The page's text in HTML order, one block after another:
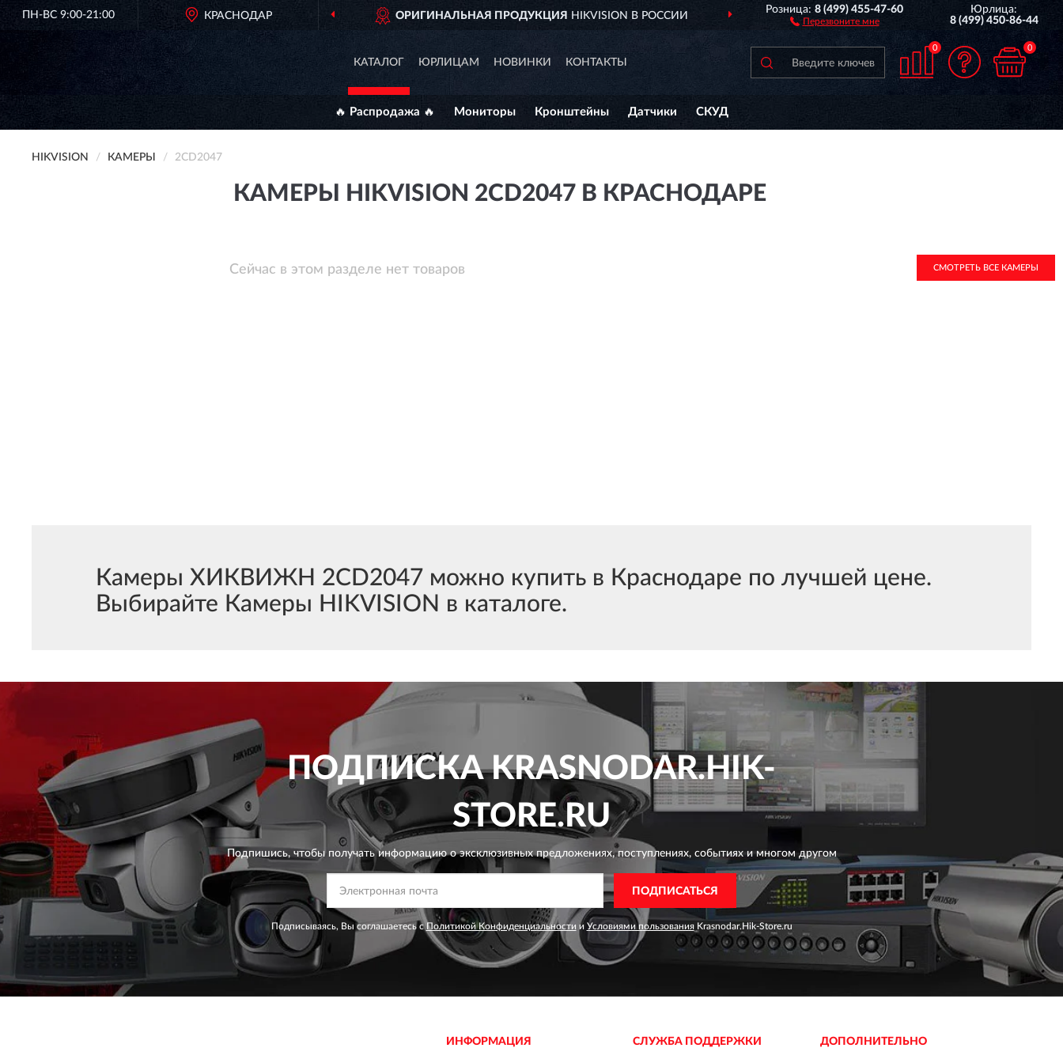
ПН-ВС 9:00-21:00 КРАСНОДАР ОРИГИНАЛЬНАЯ ПРОДУКЦИЯ HIKVISION В РОССИИ ДОСТАВИМ ПО ВСЕЙ РОССИИ
Розница:8 (499) 455-47-60
Перезвоните мне
Юрлица:
8 (499) 450-86-44
КАТАЛОГ ЮРЛИЦАМ НОВИНКИ КОНТАКТЫ
0 0
🔥 Распродажа 🔥 Мониторы Кронштейны Датчики СКУД
HIKVISION КАМЕРЫ 2CD2047
КАМЕРЫ HIKVISION 2CD2047 В КРАСНОДАРЕ
Сейчас в этом разделе нет товаров СМОТРЕТЬ ВСЕ КАМЕРЫ
Камеры ХИКВИЖН 2CD2047 можно купить в Краснодаре по лучшей цене.
Выбирайте Камеры HIKVISION в каталоге.
ПОДПИСКАKRASNODAR.HIK-
STORE.RU
Подпишись, чтобы получать информацию о эксклюзивных предложениях,поступлениях, событиях и многом другом
ПОДПИСАТЬСЯ
Подписываясь, Вы соглашаетесь сПолитикой Конфиденциальности и Условиями пользованияKrasnodar.Hik-Store.ru
ИНФОРМАЦИЯ СЛУЖБА ПОДДЕРЖКИ ДОПОЛНИТЕЛЬНО